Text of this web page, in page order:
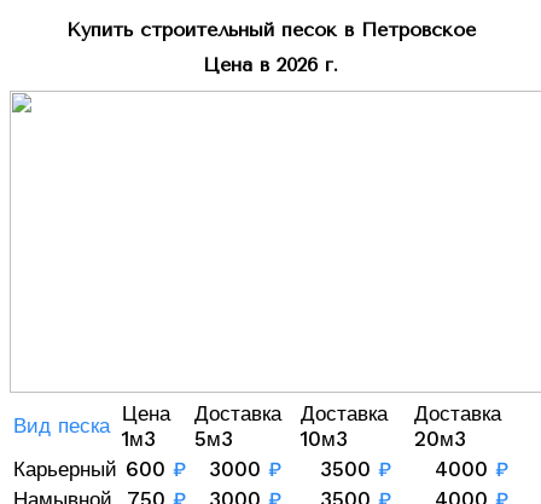
Купить строительный песок в Петровское
Цена в 2026 г.
Вид песка Цена
1м3
Доставка
5м3
Доставка
10м3
Доставка
20м3
Карьерный 600 ₽ 3000 ₽ 3500 ₽ 4000 ₽